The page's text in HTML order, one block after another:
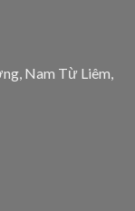
Nam Từ Liêm,